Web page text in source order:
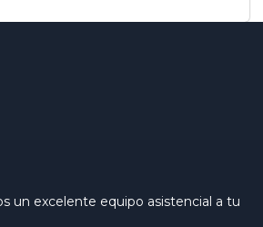
un excelente equipo asistencial a tu